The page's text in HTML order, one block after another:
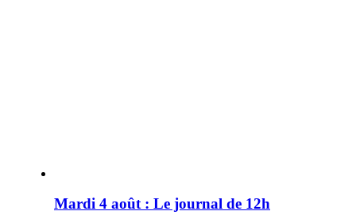
Mardi 4 août : Le journal de 12h